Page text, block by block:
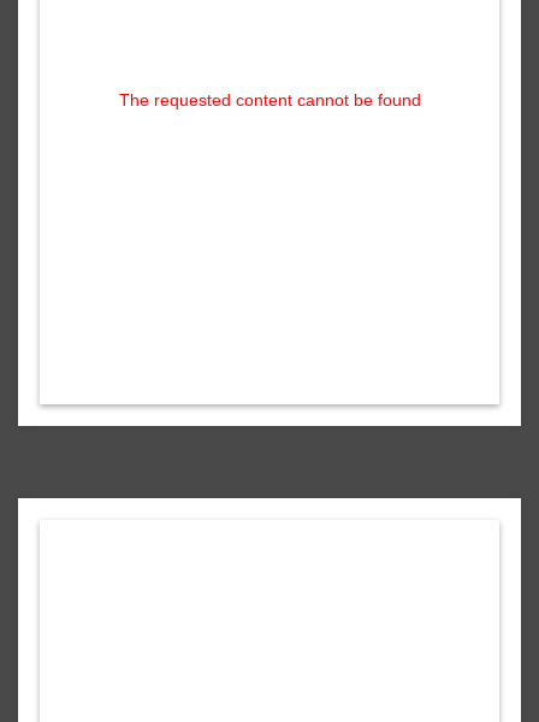
The requested content cannot be found